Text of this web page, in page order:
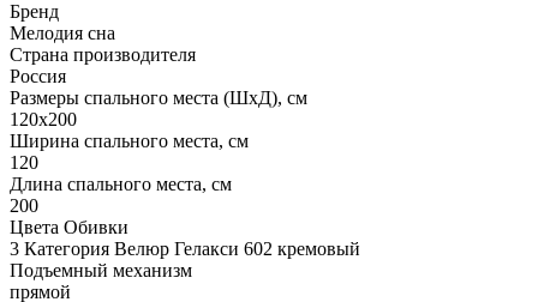
Бренд
Мелодия сна
Страна производителя
Россия
Размеры спального места (ШхД), см
120х200
Ширина спального места, см
120
Длина спального места, см
200
Цвета Обивки
3 Категория Велюр Гелакси 602 кремовый
Подъемный механизм
прямой